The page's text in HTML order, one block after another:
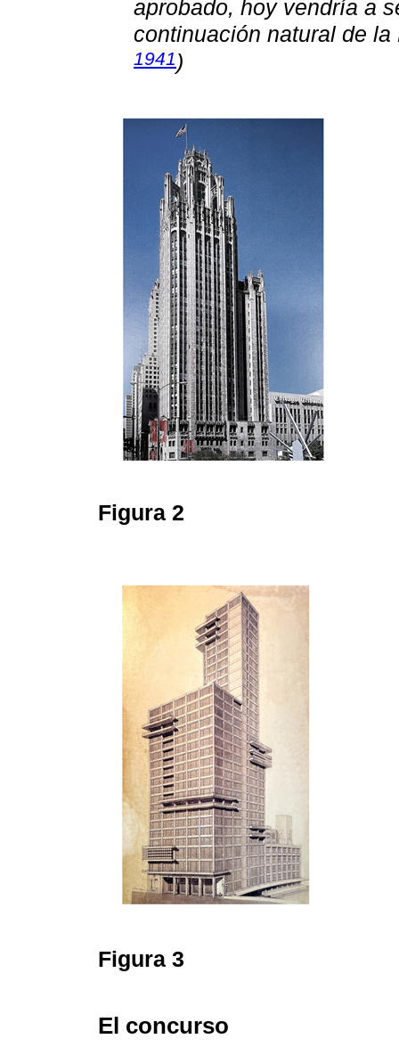
aprobado, hoy vendría a
continuación natural de
1941)
Figura 2
Figura 3
El concurso